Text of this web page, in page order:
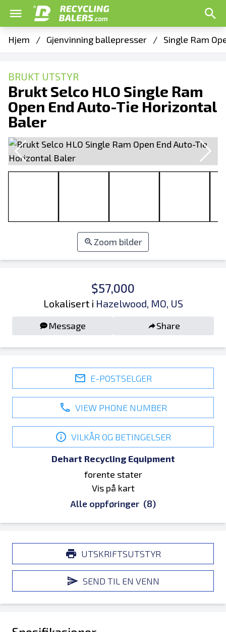
Hjem / Gjenvinning ballepresser / Single Ram
BRUKT UTSTYR
Brukt Selco HLO Single Ram
Open End Auto-Tie Horizontal
Baler
Zoom bilder
$57,000
Lokalisert i Hazelwood, MO, US
Message Share
E-POSTSELGER
VIEW PHONE NUMBER
VILKÅR OG BETINGELSER
Dehart Recycling Equipment
forente stater
Vis på kart
Alle oppføringer (8)
UTSKRIFTSUTSTYR
SEND TIL EN VENN